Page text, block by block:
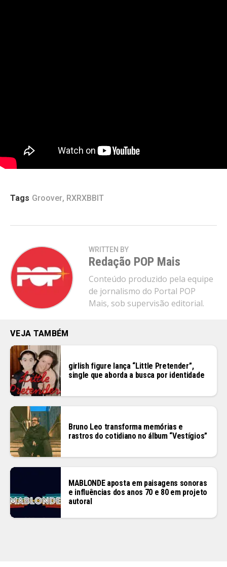
Tags Groover, RXRXBBIT
WRITTEN BY
Redação POP Mais
Conteúdo produzido pela equipe
de jornalismo do Portal POP
Mais, sob supervisão editorial.
VEJA TAMBÉM
girlish figure lança “Little Pretender”,
single que aborda a busca por identidade
Bruno Leo transforma memórias e
rastros do cotidiano no álbum “Vestígios”
MABLONDE aposta em paisagens sonoras
e influências dos anos 70 e 80 em projeto
autoral